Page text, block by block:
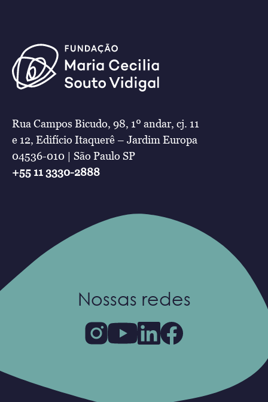
Rua Campos Bicudo, 98, 1º andar, cj. 11
e 12, Edifício Itaquerê – Jardim Europa
04536-010 | São Paulo SP
+55 11 3330-2888
Nossas redes